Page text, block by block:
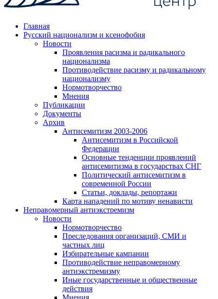
Главная
Русский национализм и ксенофобия
Новости
Проявления расизма и радикального
национализма
Противодействие расизму и радикальному
национализму
Нормотворчество
Мнения
Публикации
Документы
Архив
Антисемитизм 2003-2006
Антисемитизм в Российской
Федерации
Основные тенденции проявлений
антисемитизма в государствах СНГ
Политический антисемитизм в
современной России
Статьи, доклады, репортажи
Карта нападений по мотиву ненависти
Неправомерный антиэкстремизм
Новости
Нормотворчество
Преследования организаций, СМИ и
частных лиц
Избирательные кампании
Противодействие неправомерному
антиэкстремизму
Иные государственные и общественные
действия